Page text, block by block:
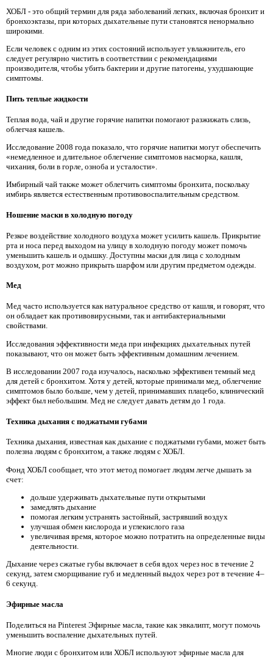
ХОБЛ - это общий термин для ряда заболеваний легких, включая бронхит и
бронхоэктазы, при которых дыхательные пути становятся ненормально
широкими.
Если человек с одним из этих состояний использует увлажнитель, его
следует регулярно чистить в соответствии с рекомендациями
производителя, чтобы убить бактерии и другие патогены, ухудшающие
симптомы.
Пить теплые жидкости
Теплая вода, чай и другие горячие напитки помогают разжижать слизь,
облегчая кашель.
Исследование 2008 года показало, что горячие напитки могут обеспечить
«немедленное и длительное облегчение симптомов насморка, кашля,
чихания, боли в горле, озноба и усталости».
Имбирный чай также может облегчить симптомы бронхита, поскольку
имбирь является естественным противовоспалительным средством.
Ношение маски в холодную погоду
Резкое воздействие холодного воздуха может усилить кашель. Прикрытие
рта и носа перед выходом на улицу в холодную погоду может помочь
уменьшить кашель и одышку. Доступны маски для лица с холодным
воздухом, рот можно прикрыть шарфом или другим предметом одежды.
Мед
Мед часто используется как натуральное средство от кашля, и говорят, что
он обладает как противовирусными, так и антибактериальными
свойствами.
Исследования эффективности меда при инфекциях дыхательных путей
показывают, что он может быть эффективным домашним лечением.
В исследовании 2007 года изучалось, насколько эффективен темный мед
для детей с бронхитом. Хотя у детей, которые принимали мед, облегчение
симптомов было больше, чем у детей, принимавших плацебо, клинический
эффект был небольшим. Мед не следует давать детям до 1 года.
Техника дыхания с поджатыми губами
Техника дыхания, известная как дыхание с поджатыми губами, может быть
полезна людям с бронхитом, а также людям с ХОБЛ.
Фонд ХОБЛ сообщает, что этот метод помогает людям легче дышать за
счет:
дольше удерживать дыхательные пути открытыми
замедлять дыхание
помогая легким устранять застойный, застрявший воздух
улучшая обмен кислорода и углекислого газа
увеличивая время, которое можно потратить на определенные виды
деятельности.
Дыхание через сжатые губы включает в себя вдох через нос в течение 2
секунд, затем сморщивание губ и медленный выдох через рот в течение 4–
6 секунд.
Эфирные масла
Поделиться на Pinterest Эфирные масла, такие как эвкалипт, могут помочь
уменьшить воспаление дыхательных путей.
Многие люди с бронхитом или ХОБЛ используют эфирные масла для